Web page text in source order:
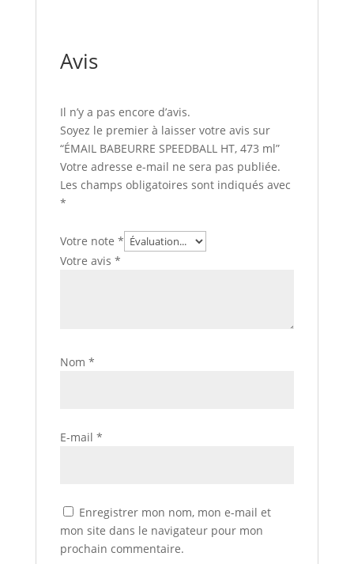
Avis
Il n’y a pas encore d’avis.
Soyez le premier à laisser votre avis sur
“ÉMAIL BABEURRE SPEEDBALL HT, 473 ml”
Votre adresse e-mail ne sera pas publiée.
Les champs obligatoires sont indiqués avec
*
Votre note *
Votre avis *
Nom *
E-mail *
Enregistrer mon nom, mon e-mail et
mon site dans le navigateur pour mon
prochain commentaire.